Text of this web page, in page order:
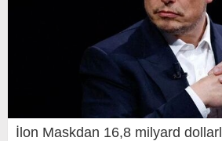
İlon Maskdan 16,8 milyard